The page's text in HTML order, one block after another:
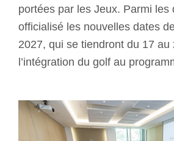
portées par les Jeux. Parmi les
officialisé les nouvelles dates
2027, qui se tiendront du 17
l’intégration du golf au